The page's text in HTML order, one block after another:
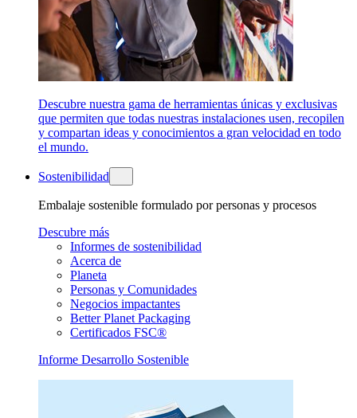
Descubre nuestra gama de herramientas únicas y exclusivas
que permiten que todas nuestras instalaciones usen, recopilen
y compartan ideas y conocimientos a gran velocidad en todo
el mundo.
Sostenibilidad
Embalaje sostenible formulado por personas y procesos
Descubre más
Informes de sostenibilidad
Acerca de
Planeta
Personas y Comunidades
Negocios impactantes
Better Planet Packaging
Certificados FSC®
Informe Desarrollo Sostenible